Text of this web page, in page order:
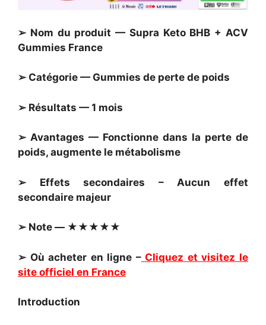
➢ Nom du produit — Supra Keto BHB + ACV
Gummies France
➢ Catégorie — Gummies de perte de poids
➢ Résultats — 1 mois
➢ Avantages — Fonctionne dans la perte de
poids, augmente le métabolisme
➢ Effets secondaires – Aucun effet
secondaire majeur
➢ Note — ★★★★★
➢ Où acheter en ligne –Cliquez et visitez le
site officiel en France
Introduction